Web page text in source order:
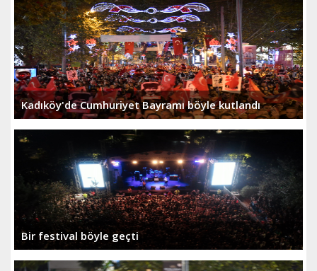
Kadıköy'de Cumhuriyet Bayramı böyle kutlandı
Bir festival böyle geçti